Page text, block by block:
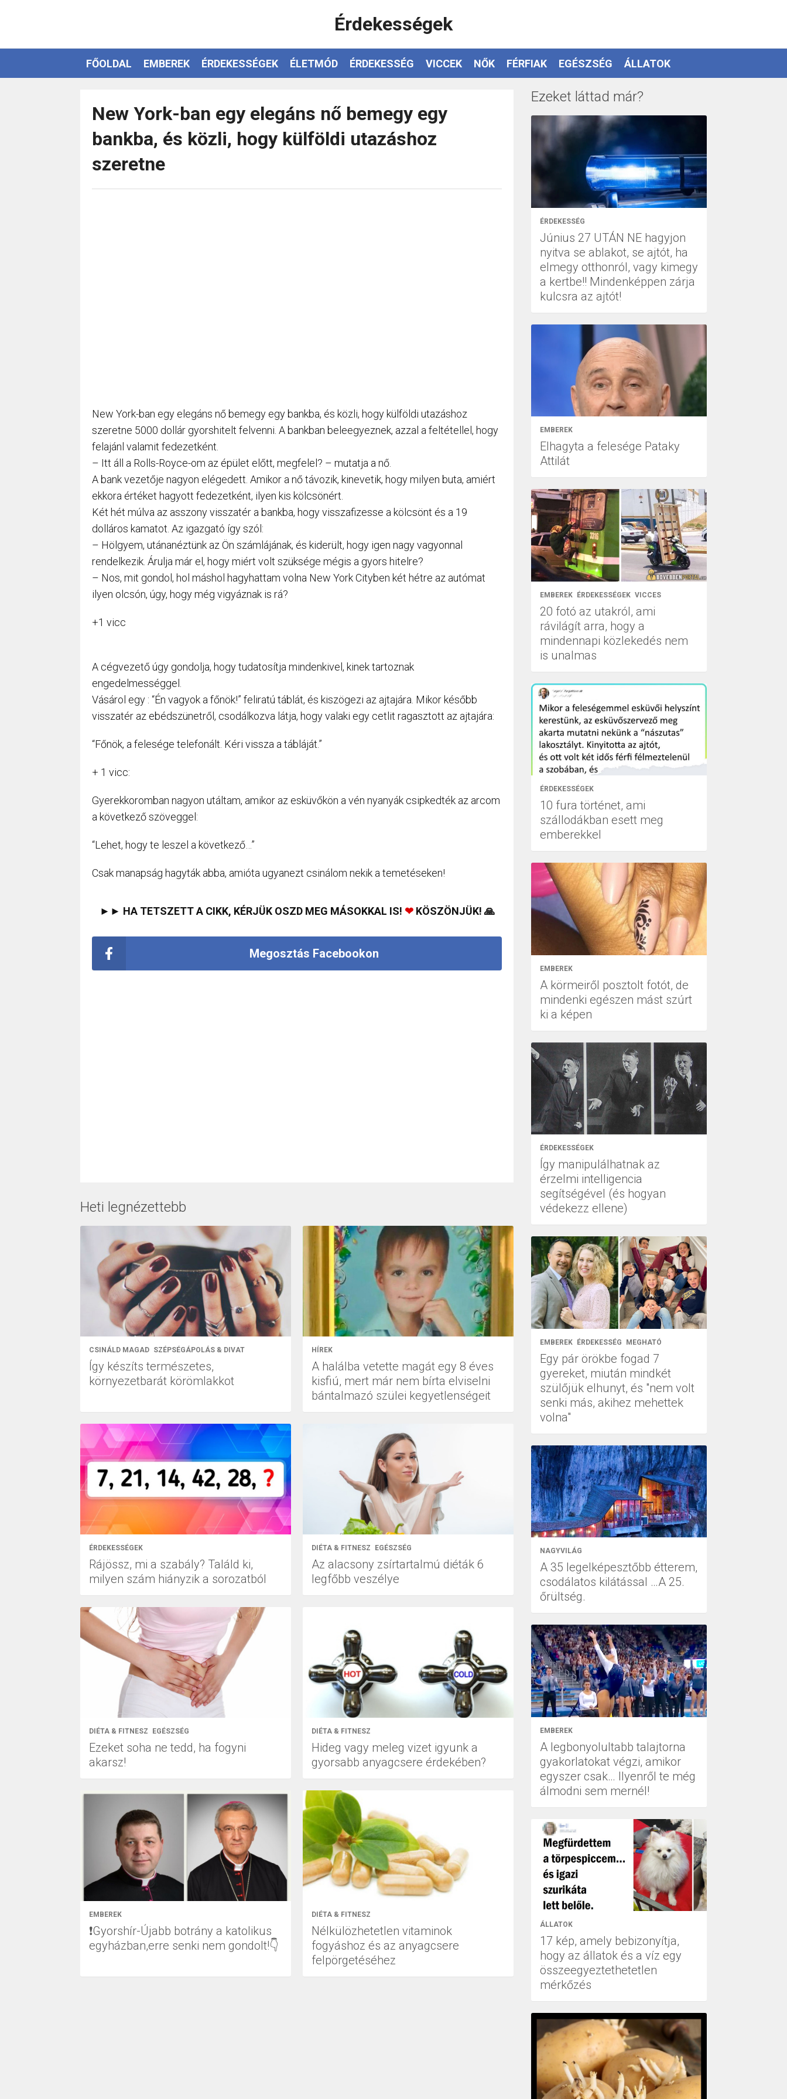
Érdekességek
FŐOLDAL EMBEREK ÉRDEKESSÉGEK ÉLETMÓD ÉRDEKESSÉG VICCEK NŐK FÉRFIAK EGÉSZSÉG ÁLLATOK
New York-ban egy elegáns nő bemegy egy
bankba, és közli, hogy külföldi utazáshoz
szeretne
New York-ban egy elegáns nő bemegy egy bankba, és közli, hogy külföldi utazáshoz
szeretne 5000 dollár gyorshitelt felvenni. A bankban beleegyeznek, azzal a feltétellel, hogy
felajánl valamit fedezetként.
– Itt áll a Rolls-Royce-om az épület előtt, megfelel? – mutatja a nő.
A bank vezetője nagyon elégedett. Amikor a nő távozik, kinevetik, hogy milyen buta, amiért
ekkora értéket hagyott fedezetként, ilyen kis kölcsönért.
Két hét múlva az asszony visszatér a bankba, hogy visszafizesse a kölcsönt és a 19
dolláros kamatot. Az igazgató így szól:
– Hölgyem, utánanéztünk az Ön számlájának, és kiderült, hogy igen nagy vagyonnal
rendelkezik. Árulja már el, hogy miért volt szüksége mégis a gyors hitelre?
– Nos, mit gondol, hol máshol hagyhattam volna New York Cityben két hétre az autómat
ilyen olcsón, úgy, hogy még vigyáznak is rá?
+1 vicc
A cégvezető úgy gondolja, hogy tudatosítja mindenkivel, kinek tartoznak
engedelmességgel.
Vásárol egy : “Én vagyok a főnök!” feliratú táblát, és kiszögezi az ajtajára. Mikor később
visszatér az ebédszünetről, csodálkozva látja, hogy valaki egy cetlit ragasztott az ajtajára:
“Főnök, a felesége telefonált. Kéri vissza a tábláját.”
+ 1 vicc:
Gyerekkoromban nagyon utáltam, amikor az esküvőkön a vén nyanyák csipkedték az arcom
a következő szöveggel:
“Lehet, hogy te leszel a következő…”
Csak manapság hagyták abba, amióta ugyanezt csinálom nekik a temetéseken!
►► HA TETSZETT A CIKK, KÉRJÜK OSZD MEG MÁSOKKAL IS! ❤KÖSZÖNJÜK! 🙏
Megosztás Facebookon
Heti legnézettebb
CSINÁLD MAGAD SZÉPSÉGÁPOLÁS & DIVAT
Így készíts természetes,
környezetbarát körömlakkot
HÍREK
A halálba vetette magát egy 8 éves
kisfiú, mert már nem bírta elviselni
bántalmazó szülei kegyetlenségeit
ÉRDEKESSÉGEK
Rájössz, mi a szabály? Találd ki,
milyen szám hiányzik a sorozatból
DIÉTA & FITNESZ EGÉSZSÉG
Az alacsony zsírtartalmú diéták 6
legfőbb veszélye
DIÉTA & FITNESZ EGÉSZSÉG
Ezeket soha ne tedd, ha fogyni
akarsz!
DIÉTA & FITNESZ
Hideg vagy meleg vizet igyunk a
gyorsabb anyagcsere érdekében?
EMBEREK
❗Gyorshír-Újabb botrány a katolikus
egyházban,erre senki nem gondolt!👇
DIÉTA & FITNESZ
Nélkülözhetetlen vitaminok
fogyáshoz és az anyagcsere
felpörgetéséhez
Ezeket láttad már?
ÉRDEKESSÉG
Június 27 UTÁN NE hagyjon
nyitva se ablakot, se ajtót, ha
elmegy otthonról, vagy kimegy
a kertbe!! Mindenképpen zárja
kulcsra az ajtót!
EMBEREK
Elhagyta a felesége Pataky
Attilát
EMBEREK ÉRDEKESSÉGEK VICCES
20 fotó az utakról, ami
rávilágít arra, hogy a
mindennapi közlekedés nem
is unalmas
ÉRDEKESSÉGEK
10 fura történet, ami
szállodákban esett meg
emberekkel
EMBEREK
A körmeiről posztolt fotót, de
mindenki egészen mást szúrt
ki a képen
ÉRDEKESSÉGEK
Így manipulálhatnak az
érzelmi intelligencia
segítségével (és hogyan
védekezz ellene)
EMBEREK ÉRDEKESSÉG MEGHATÓ
Egy pár örökbe fogad 7
gyereket, miután mindkét
szülőjük elhunyt, és "nem volt
senki más, akihez mehettek
volna"
NAGYVILÁG
A 35 legelképesztőbb étterem,
csodálatos kilátással …A 25.
őrültség.
EMBEREK
A legbonyolultabb talajtorna
gyakorlatokat végzi, amikor
egyszer csak… Ilyenről te még
álmodni sem mernél!
ÁLLATOK
17 kép, amely bebizonyítja,
hogy az állatok és a víz egy
összeegyeztethetetlen
mérkőzés